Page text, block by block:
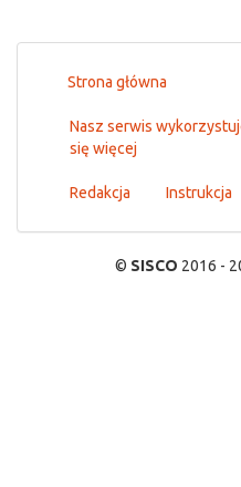
Strona główna
Nasz serwis
się więcej
Redakcja Instrukcja
© SISCO 2016 -